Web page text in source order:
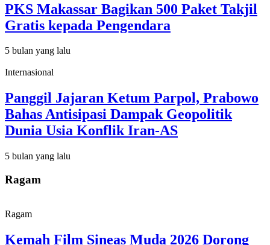
PKS Makassar Bagikan 500 Paket Takjil
Gratis kepada Pengendara
5 bulan yang lalu
Internasional
Panggil Jajaran Ketum Parpol, Prabowo
Bahas Antisipasi Dampak Geopolitik
Dunia Usia Konflik Iran-AS
5 bulan yang lalu
Ragam
Ragam
Kemah Film Sineas Muda 2026 Dorong